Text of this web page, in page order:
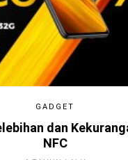
GADGET
dan
NFC